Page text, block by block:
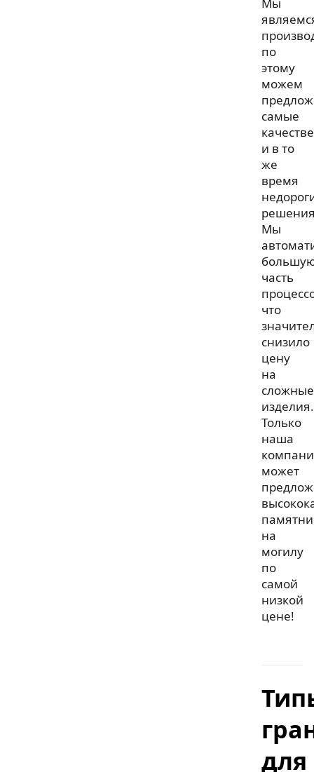
по
этому
можем
самые
и в то
же
время
Мы
часть
что
снизило
цену
на
сложные
изделия.
Только
наша
может
на
могилу
по
самой
низкой
цене!
для